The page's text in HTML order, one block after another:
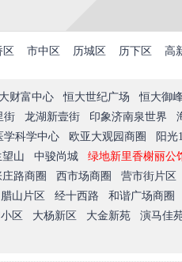
区 市中区 历城区 历下区 高
财富中心 恒大世纪广场 恒大御
街 龙湖新壹街 印象济南泉世界
学科学中心 欧亚大观园商圈 阳光
山 中骏尚城 绿地新里香榭丽公
庄路商圈 西市场商圈 营市街片区
腊山片区 经十西路 和谐广场商圈
区 大杨新区 大金新苑 演马佳